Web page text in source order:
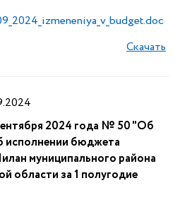
Скачать
2024 года № 50 "Об
исполнении бюджета
муниципального района
области за 1 полугодие